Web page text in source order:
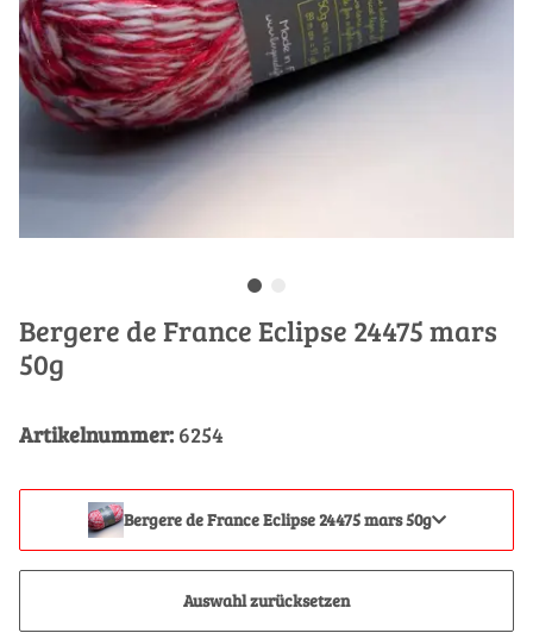
Bergere de France Eclipse 24475 mars
50g
Artikelnummer: 6254
Bergere de France Eclipse 24475 mars 50g
Auswahl zurücksetzen